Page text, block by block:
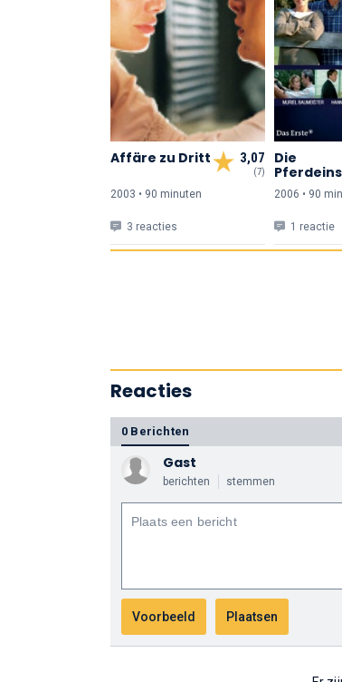
3,07
(7)
Affäre zu Dritt
2003 • 90 minuten
3 reacties
Die
2006 • 90 min
1 reactie
Reacties
0 Berichten
Gast
berichten stemmen